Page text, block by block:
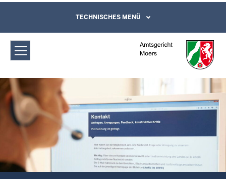
Amtsgericht Moers: Nachtbriefkasten
Direkt zum Inhalt
Leichte Sprache, Gebärdensprachenvideo
und Kontaktformular
TECHNISCHES MENÜ